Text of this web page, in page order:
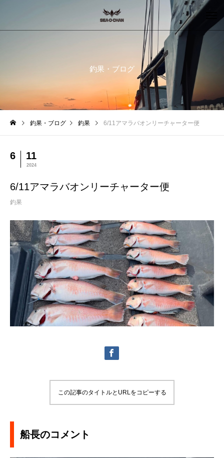
釣果・ブログ
釣果・ブログ 釣果 6/11アマラバオンリーチャーター便
6 11
2024
6/11アマラバオンリーチャーター便
釣果
この記事のタイトルとURLをコピーする
船長のコメント